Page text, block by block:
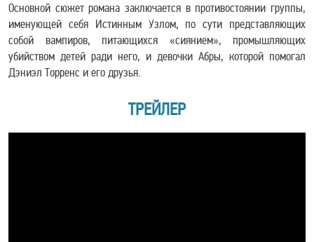
Основной сюжет романа заключается в противостоянии группы,
именующей себя Истинным Узлом, по сути представляющих
собой вампиров, питающихся «сиянием», промышляющих
убийством детей ради него, и девочки Абры, которой помогал
Дэниэл Торренс и его друзья.
ТРЕЙЛЕР